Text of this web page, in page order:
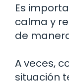
Es
calma y
de
A veces,
situación